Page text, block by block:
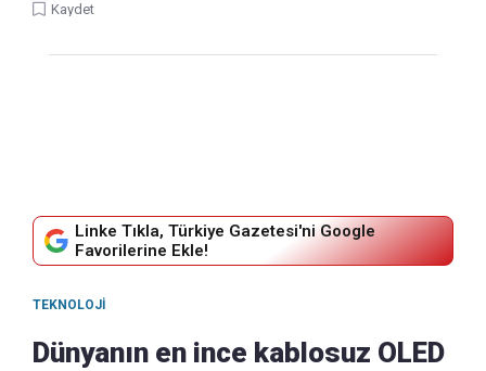
Kaydet
Linke Tıkla, Türkiye Gazetesi'ni Google
Favorilerine Ekle!
TEKNOLOJI
Dünyanın en ince kablosuz OLED